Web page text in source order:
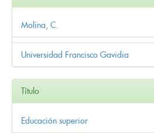
Molina, C.
Universidad Francisco Gavidia
Título
Educación superior